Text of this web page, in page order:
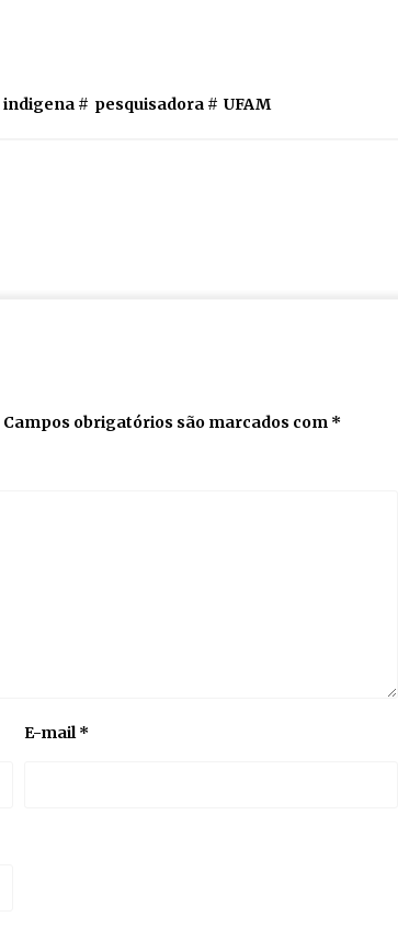
indigena # pesquisadora # UFAM
Campos obrigatórios são marcados com *
E-mail*